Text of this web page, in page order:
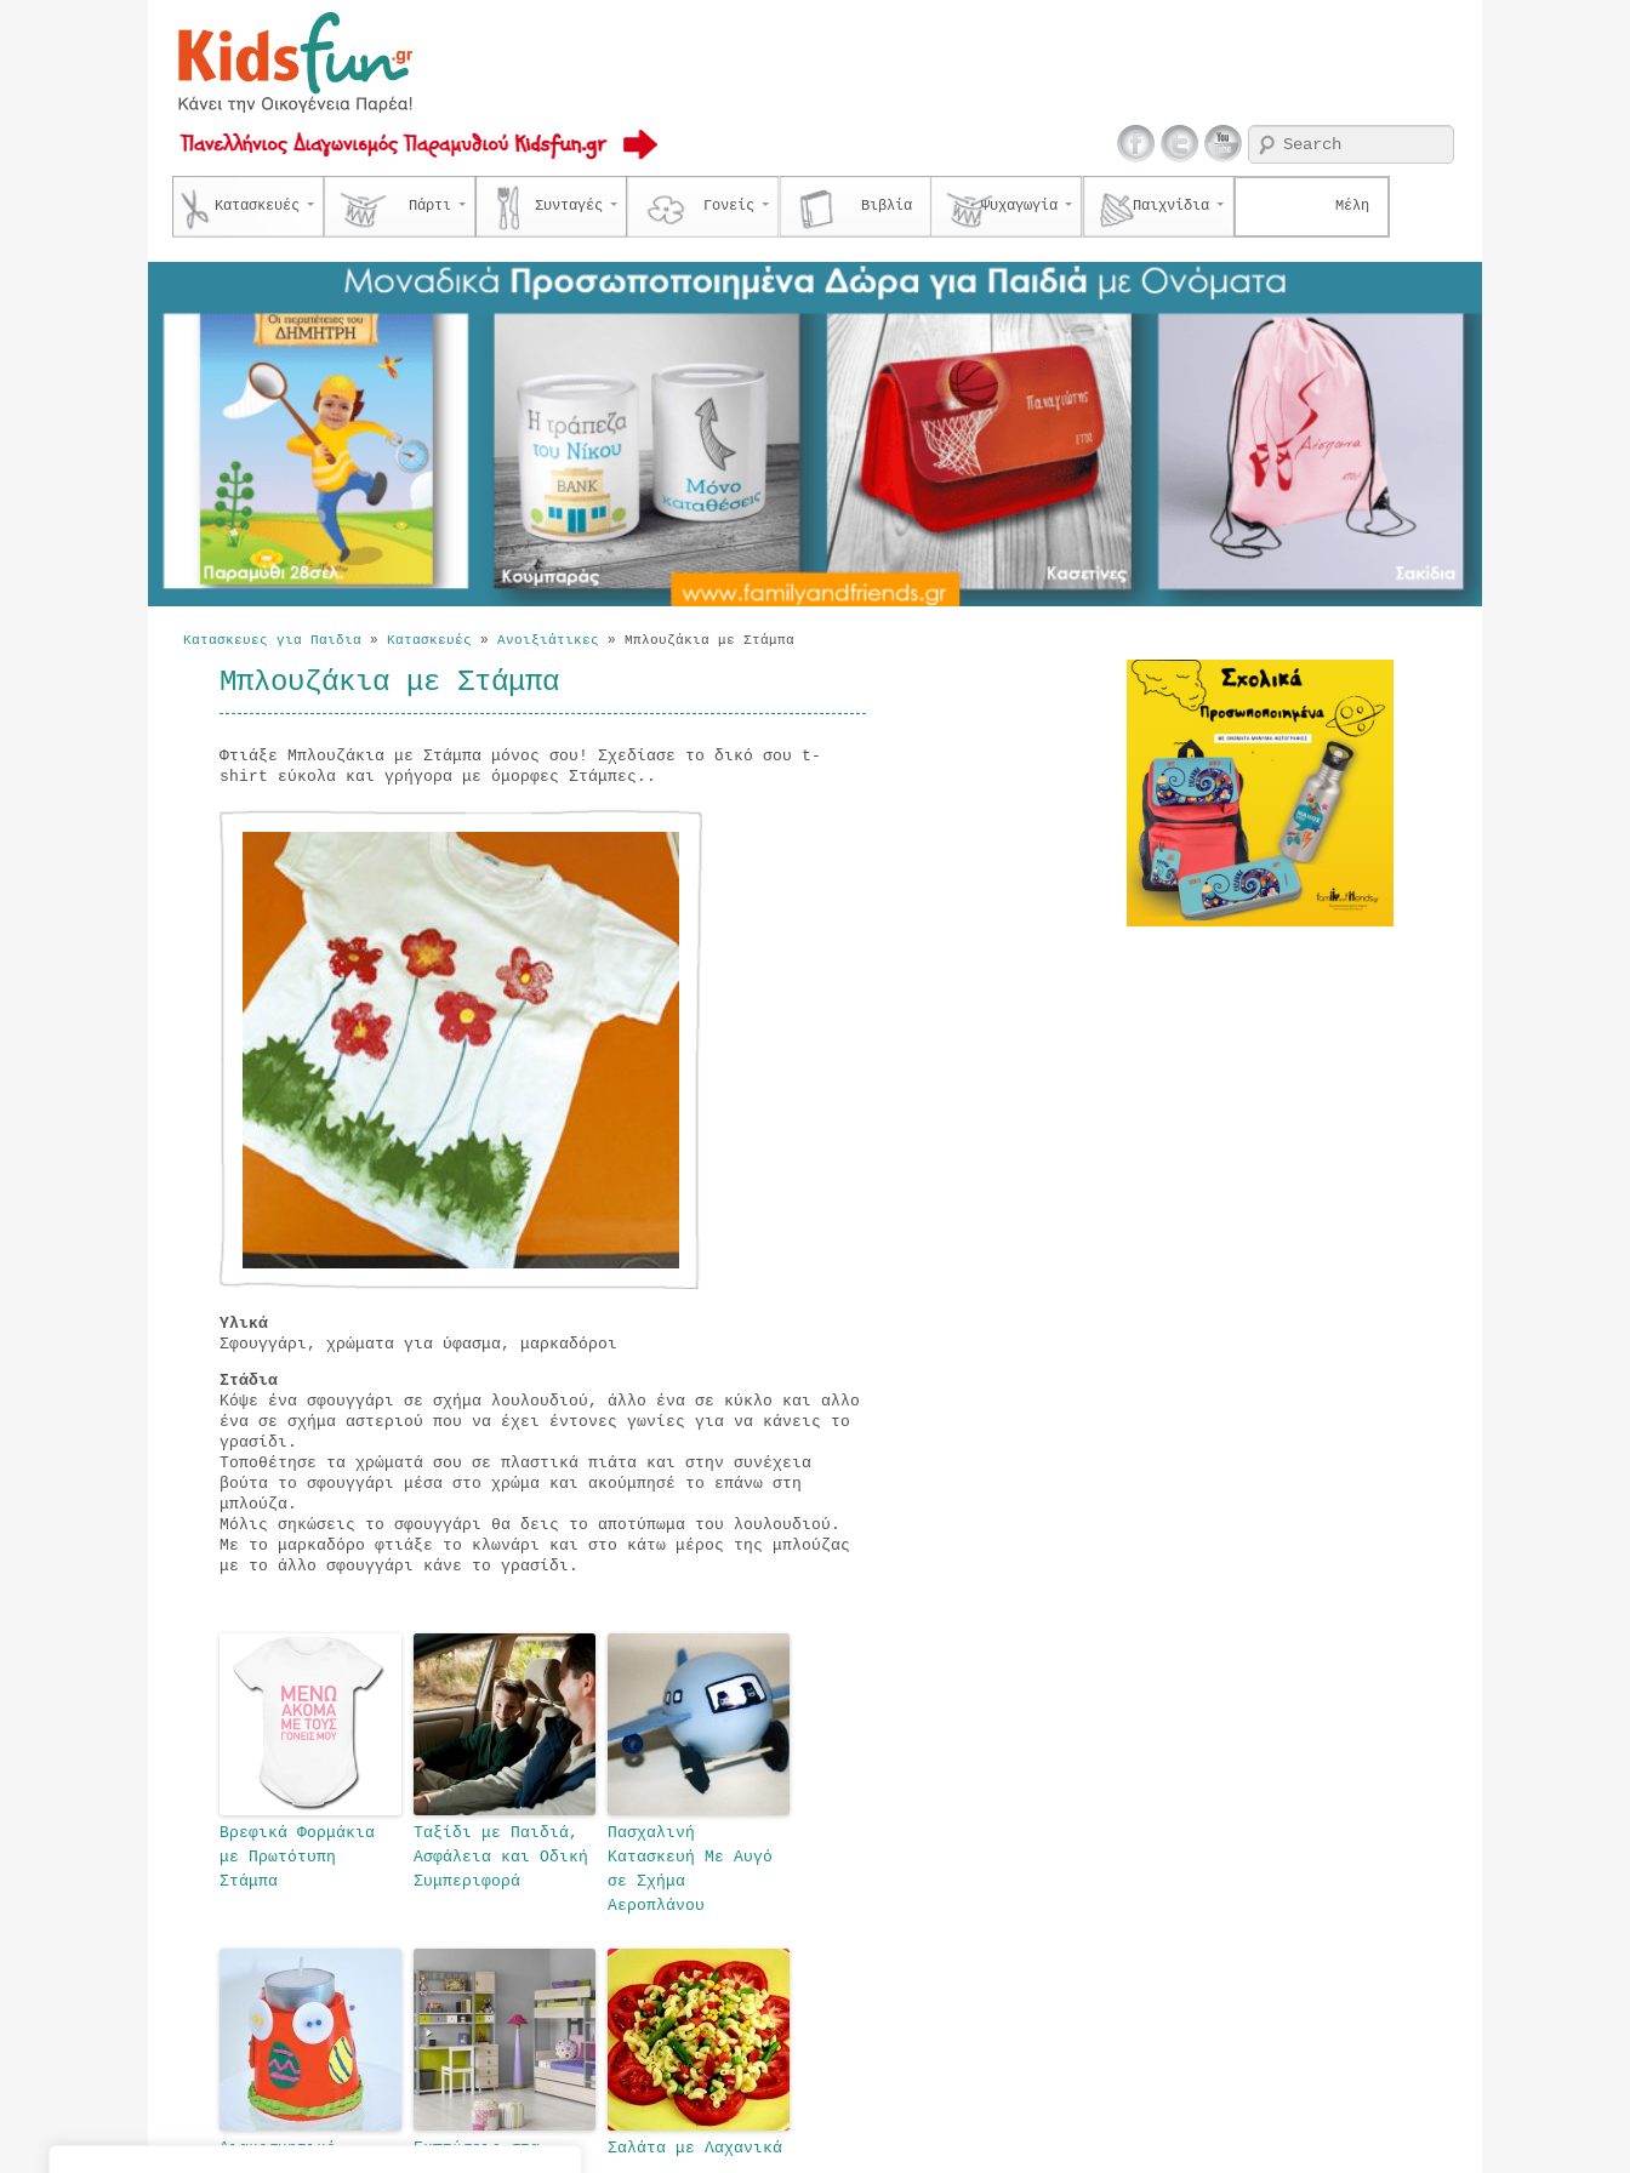
Κατασκευές Πάρτι Συνταγές Γονείς Βιβλία Ψυχαγωγία Παιχνίδια Μέλη
Κατασκευες για Παιδια » Κατασκευές » Ανοιξιάτικες » Μπλουζάκια με Στάμπα
Μπλουζάκια με Στάμπα
Φτιάξε Μπλουζάκια με Στάμπα μόνος σου! Σχεδίασε το δικό σου t-
shirt εύκολα και γρήγορα με όμορφες Στάμπες..
Υλικά
Σφουγγάρι, χρώματα για ύφασμα, μαρκαδόροι
Στάδια
Κόψε ένα σφουγγάρι σε σχήμα λουλουδιού, άλλο ένα σε κύκλο και αλλο
ένα σε σχήμα αστεριού που να έχει έντονες γωνίες για να κάνεις το
γρασίδι.
Τοποθέτησε τα χρώματά σου σε πλαστικά πιάτα και στην συνέχεια
βούτα το σφουγγάρι μέσα στο χρώμα και ακούμπησέ το επάνω στη
μπλούζα.
Μόλις σηκώσεις το σφουγγάρι θα δεις το αποτύπωμα του λουλουδιού.
Με το μαρκαδόρο φτιάξε το κλωνάρι και στο κάτω μέρος της μπλούζας
με το άλλο σφουγγάρι κάνε το γρασίδι.
Βρεφικά Φορμάκια
με Πρωτότυπη
Στάμπα
Ταξίδι με Παιδιά,
Ασφάλεια και Οδική
Συμπεριφορά
Πασχαλινή
Κατασκευή Με Αυγό
σε Σχήμα
Αεροπλάνου
Διακοσμητικό
Εκπτώσεις στα
Σαλάτα με Λαχανικά